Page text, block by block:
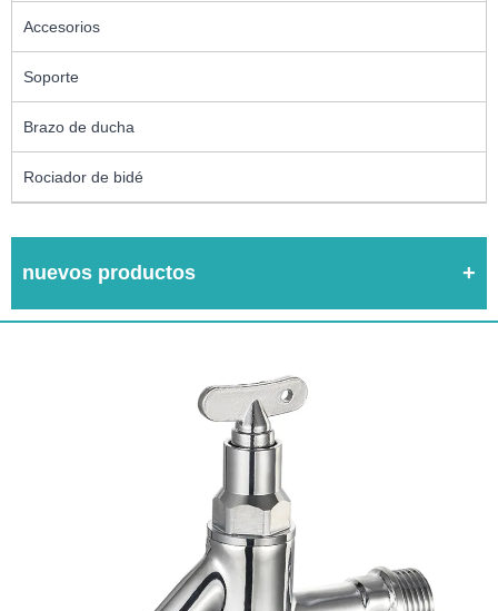
Accesorios
Soporte
Brazo de ducha
Rociador de bidé
nuevos productos